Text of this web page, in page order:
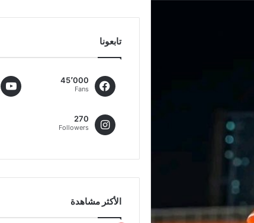
تابعونا
45٬000
Fans
270
Followers
الأكثر مشاهدة